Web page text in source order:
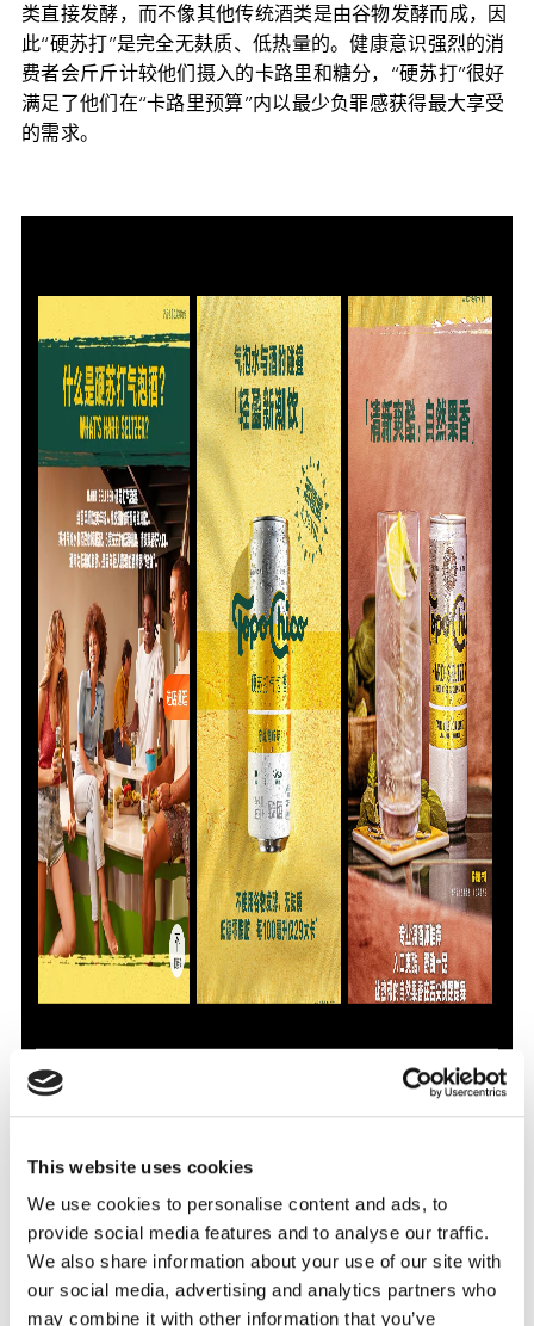
This website uses cookies
We use cookies to personalise content and ads, to
provide social media features and to analyse our traffic.
We also share information about your use of our site with
our social media, advertising and analytics partners who
may combine it with other information that you’ve
类直接发酵，而不像其他传统酒类是由谷物发酵而成，因
此“硬苏打”是完全无麸质、低热量的。健康意识强烈的消
费者会斤斤计较他们摄入的卡路里和糖分，“硬苏打”很好
满足了他们在“卡路里预算”内以最少负罪感获得最大享受
的需求。
此外，“硬苏打”通常会以各种水果口味进行调味，因此同
时受到男性和女性的欢迎，偶尔或经常喝酒精饮料的人都
喜欢“硬苏打”。换句话说，没有饮用“硬苏打”的特定人